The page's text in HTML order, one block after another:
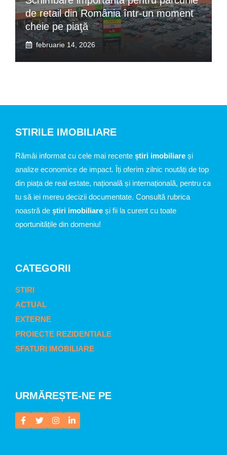
de retail din România într-un moment
cheie pe piaţă
februarie 14, 2026
STIRILE IMOBILIARE
Rămâi informat cu cele mai recente știri imobiliare și
analize economice de impact. Îți oferim zilnic noutăți de top
din piața de real estate, națională și internațională, pentru ca
tu să iei mereu decizii documentate. Consultă rubrica
noastră de știri imobiliare și fii la curent cu toate
oportunitățile din domeniu!
CATEGORII
STIRI
ACTUAL
EXTERNE
PROIECTE REZIDENTIALE
SFATURI IMOBILIARE
URMĂREȘTE-NE PE